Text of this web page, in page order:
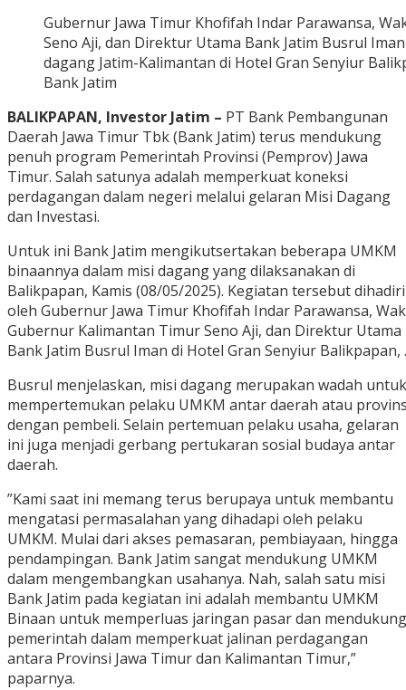
Gubernur Jawa Timur Khofifah Indar Parawansa,
Seno Aji, dan Direktur Utama Bank Jatim Busrul
dagang Jatim-Kalimantan di Hotel Gran Senyiur
Bank Jatim
BALIKPAPAN, Investor Jatim – PT Bank Pembangunan
Daerah Jawa Timur Tbk (Bank Jatim) terus mendukung
penuh program Pemerintah Provinsi (Pemprov) Jawa
Timur. Salah satunya adalah memperkuat koneksi
perdagangan dalam negeri melalui gelaran Misi Dagang
dan Investasi.
Untuk ini Bank Jatim mengikutsertakan beberapa UMKM
binaannya dalam misi dagang yang dilaksanakan di
Balikpapan, Kamis (08/05/2025). Kegiatan tersebut dihadiri
oleh Gubernur Jawa Timur Khofifah Indar Parawansa,
Gubernur Kalimantan Timur Seno Aji, dan Direktur Utama
Bank Jatim Busrul Iman di Hotel Gran Senyiur Balikpapan, .
Busrul menjelaskan, misi dagang merupakan wadah untuk
mempertemukan pelaku UMKM antar daerah atau
dengan pembeli. Selain pertemuan pelaku usaha, gelaran
ini juga menjadi gerbang pertukaran sosial budaya antar
daerah.
”Kami saat ini memang terus berupaya untuk membantu
mengatasi permasalahan yang dihadapi oleh pelaku
UMKM. Mulai dari akses pemasaran, pembiayaan, hingga
pendampingan. Bank Jatim sangat mendukung UMKM
dalam mengembangkan usahanya. Nah, salah satu misi
Bank Jatim pada kegiatan ini adalah membantu UMKM
Binaan untuk memperluas jaringan pasar dan mendukung
pemerintah dalam memperkuat jalinan perdagangan
antara Provinsi Jawa Timur dan Kalimantan Timur,”
paparnya.